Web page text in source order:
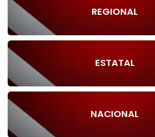
REGIONAL
ESTATAL
NACIONAL